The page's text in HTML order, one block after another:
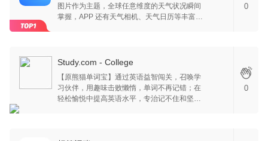
图片作为主题，全球任意维度的天气状况瞬间
掌握，APP 还有天气相机、天气日历等丰富功
0
Study.com - College
【原熊猫单词宝】通过英语益智闯关，召唤学
习伙伴，用趣味击败懒惰，单词不再记错；在
轻松愉悦中提高英语水平，专治记不住和坚持
0